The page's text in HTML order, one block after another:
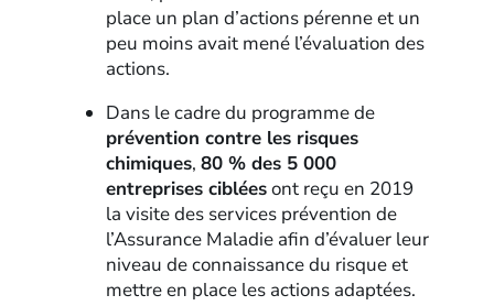
place un plan d’actions pérenne et un
peu moins avait mené l’évaluation des
actions.
Dans le cadre du programme de
prévention contre les risques
chimiques,80 % des 5 000
entreprises cibléesont reçu en 2019
la visite des services prévention de
l’Assurance Maladie afin d’évaluer leur
niveau de connaissance du risque et
mettre en place les actions adaptées.